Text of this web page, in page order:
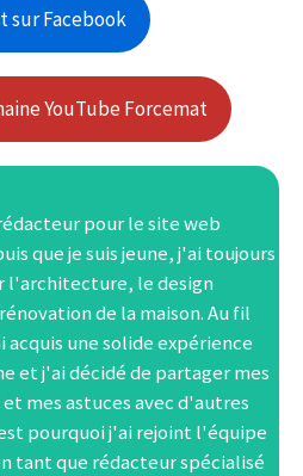
sur Facebook
YouTube Forcemat
pour le site web
que je suis jeune, j'ai toujours
l'architecture, le design
de la maison. Au fil
acquis une solide expérience
et j'ai décidé de partager mes
mes astuces avec d'autres
pourquoi j'ai rejoint l'équipe
tant que rédacteur spécialisé